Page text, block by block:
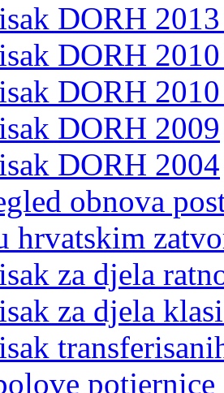
DORH
DORH
DORH
DORH 2009
DORH 2004
obnova
hrvatskim
za djela
za djela
potjernice